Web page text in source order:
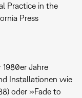
Practice in the
Press
1980er Jahre
Installationen wie
oder »Fade to